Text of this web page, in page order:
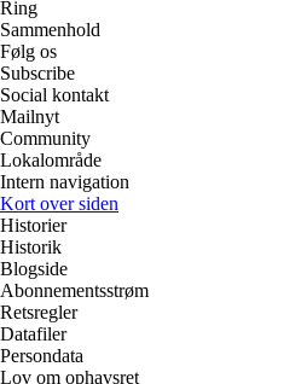
Ring
Sammenhold
Følg os
Subscribe
Social kontakt
Mailnyt
Community
Lokalområde
Intern navigation
Kort over siden
Historier
Historik
Blogside
Abonnementsstrøm
Retsregler
Datafiler
Persondata
Lov om ophavsret